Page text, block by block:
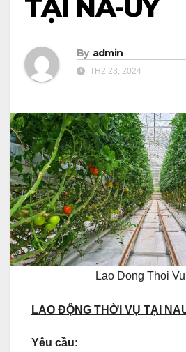
TẠI NA-UY
By admin
TH2 23, 2024
Lao Dong Thoi
LAO ĐỘNG THỜI VỤ TẠI
Yêu cầu: